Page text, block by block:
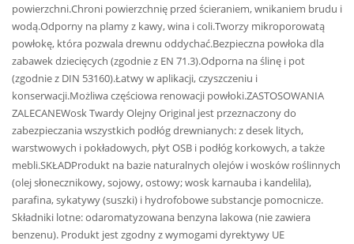
powierzchni.Chroni powierzchnię przed ścieraniem, wnikaniem brudu i
wodą.Odporny na plamy z kawy, wina i coli.Tworzy mikroporowatą
powłokę, która pozwala drewnu oddychać.Bezpieczna powłoka dla
zabawek dziecięcych (zgodnie z EN 71.3).Odporna na ślinę i pot
(zgodnie z DIN 53160).Łatwy w aplikacji, czyszczeniu i
konserwacji.Możliwa częściowa renowacji powłoki.ZASTOSOWANIA
ZALECANEWosk Twardy Olejny Original jest przeznaczony do
zabezpieczania wszystkich podłóg drewnianych: z desek litych,
warstwowych i pokładowych, płyt OSB i podłóg korkowych, a także
mebli.SKŁADProdukt na bazie naturalnych olejów i wosków roślinnych
(olej słonecznikowy, sojowy, ostowy; wosk karnauba i kandelila),
parafina, sykatywy (suszki) i hydrofobowe substancje pomocnicze.
Składniki lotne: odaromatyzowana benzyna lakowa (nie zawiera
benzenu). Produkt jest zgodny z wymogami dyrektywy UE